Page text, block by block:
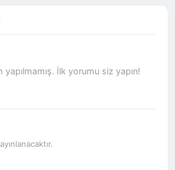
İlk yorumu siz yapın!